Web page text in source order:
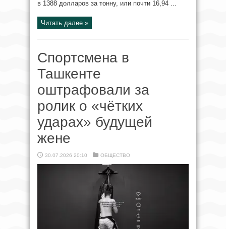
в 1388 долларов за тонну, или почти 16,94 ...
Читать далее »
Спортсмена в
Ташкенте
оштрафовали за
ролик о «чётких
ударах» будущей
жене
30.07.2026 20:10 ОБЩЕСТВО